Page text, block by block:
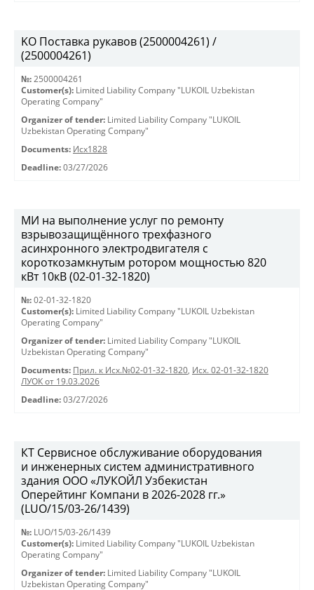
KO Поставка рукавов (2500004261) /
(2500004261)
№: 2500004261
Customer(s): Limited Liability Company "LUKOIL Uzbekistan
Operating Company"
Organizer of tender: Limited Liability Company "LUKOIL
Uzbekistan Operating Company"
Documents: Исх1828
Deadline: 03/27/2026
МИ на выполнение услуг по ремонту
взрывозащищённого трехфазного
асинхронного электродвигателя с
короткозамкнутым ротором мощностью 820
кВт 10кВ (02-01-32-1820)
№: 02-01-32-1820
Customer(s): Limited Liability Company "LUKOIL Uzbekistan
Operating Company"
Organizer of tender: Limited Liability Company "LUKOIL
Uzbekistan Operating Company"
Documents: Прил. к Исх.№02-01-32-1820, Исх. 02-01-32-1820
ЛУОК от 19.03.2026
Deadline: 03/27/2026
КТ Сервисное обслуживание оборудования
и инженерных систем административного
здания ООО «ЛУКОЙЛ Узбекистан
Оперейтинг Компани в 2026-2028 гг.»
(LUO/15/03-26/1439)
№: LUO/15/03-26/1439
Customer(s): Limited Liability Company "LUKOIL Uzbekistan
Operating Company"
Organizer of tender: Limited Liability Company "LUKOIL
Uzbekistan Operating Company"